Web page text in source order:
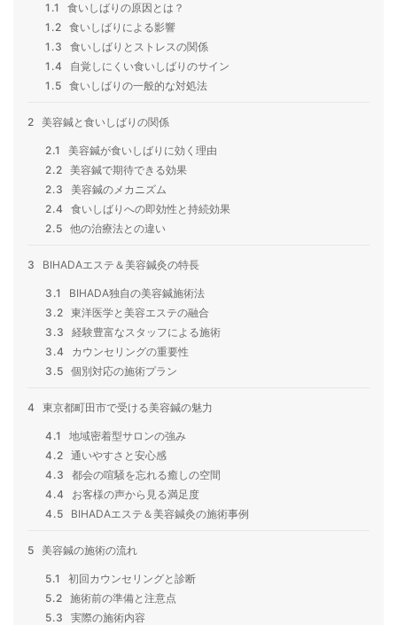
1.1
食いしばりの原因とは？
1.2 食いしばりによる影響
1.3
食いしばりとストレスの関係
1.4
自覚しにくい食いしばりのサイン
1.5 食いしばりの一般的な対処法
2 美容鍼と食いしばりの関係
2.1
美容鍼が食いしばりに効く理由
2.2 美容鍼で期待できる効果
2.3
美容鍼のメカニズム
2.4
食いしばりへの即効性と持続効果
2.5 他の治療法との違い
3 BIHADAエステ＆美容鍼灸の特長
3.1
BIHADA独自の美容鍼施術法
3.2 東洋医学と美容エステの融合
3.3
経験豊富なスタッフによる施術
3.4
カウンセリングの重要性
3.5 個別対応の施術プラン
4 東京都町田市で受ける美容鍼の魅力
4.1
地域密着型サロンの強み
4.2 通いやすさと安心感
4.3
都会の喧騒を忘れる癒しの空間
4.4
お客様の声から見る満足度
4.5
BIHADAエステ＆美容鍼灸の施術事例
5 美容鍼の施術の流れ
5.1
初回カウンセリングと診断
5.2 施術前の準備と注意点
5.3
実際の施術内容